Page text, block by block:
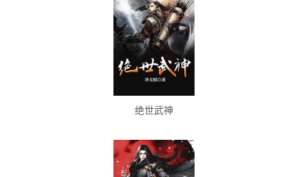
绝世武神